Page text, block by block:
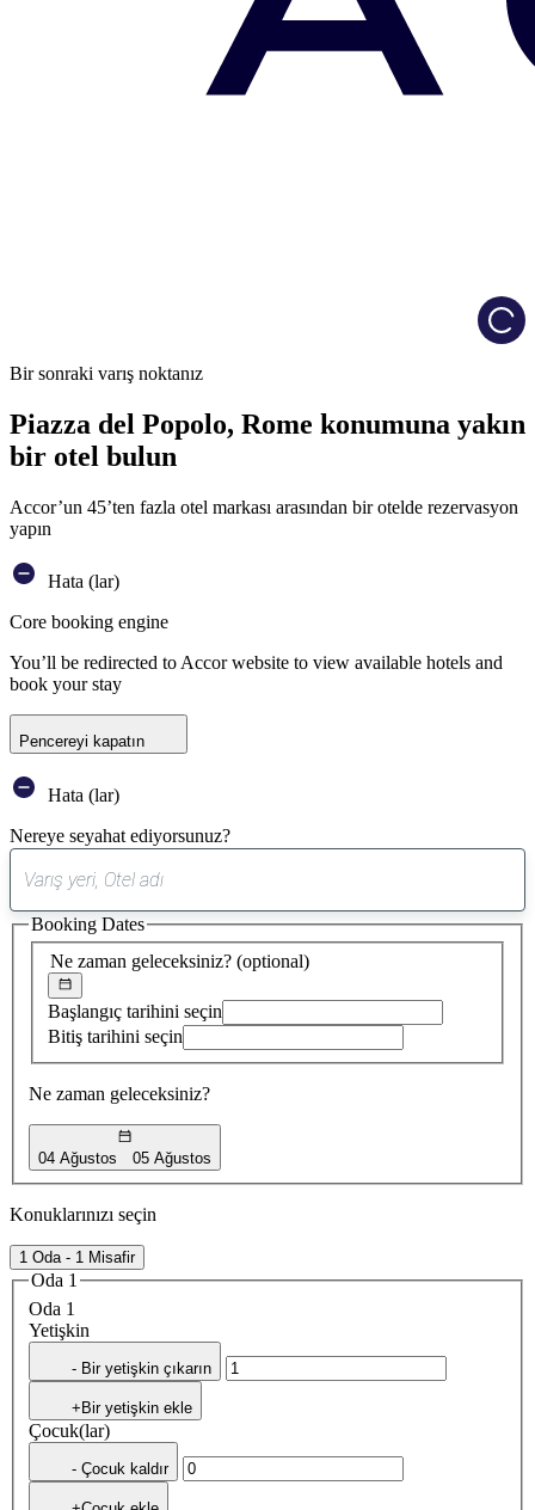
Bir sonraki varış noktanız
Piazza del Popolo, Rome konumuna yakın
bir otel bulun
Accor’un 45’ten fazla otel markası arasından bir otelde rezervasyon
yapın
Hata (lar)
Core booking engine
You’ll be redirected to Accor website to view available hotels and
book your stay
Pencereyi kapatın
Hata (lar)
Nereye seyahat ediyorsunuz?
öneri
bulundu
Ne zaman geleceksiniz? (optional)
Başlangıç tarihini seçin
Bitiş tarihini seçin
Ne zaman geleceksiniz?
04 Ağustos 05 Ağustos
Booking Dates
Konuklarınızı seçin
1 Oda - 1 Misafir
Oda 1
Oda 1
Yetişkin
- Bir yetişkin çıkarın
+Bir yetişkin ekle
Çocuk(lar)
- Çocuk kaldır